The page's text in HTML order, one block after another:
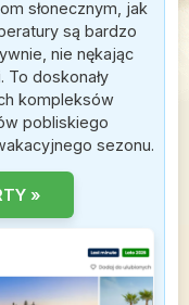
słonecznym, jak
są bardzo
nie nękając
To doskonały
kompleksów
pobliskiego
sezonu.
»